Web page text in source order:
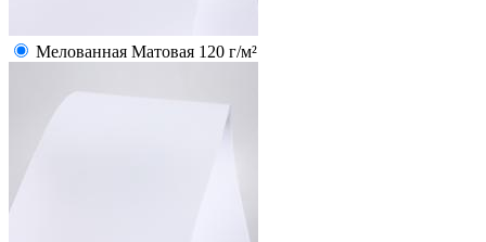
Мелованная Матовая 120 г/м²